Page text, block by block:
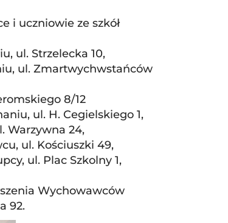
i uczniowie ze szkół
ul. Strzelecka 10,
ul. Zmartwychwstańców
8/12
ul. H. Cegielskiego 1,
Warzywna 24,
ul. Kościuszki 49,
ul. Plac Szkolny 1,
Wychowawców
92.